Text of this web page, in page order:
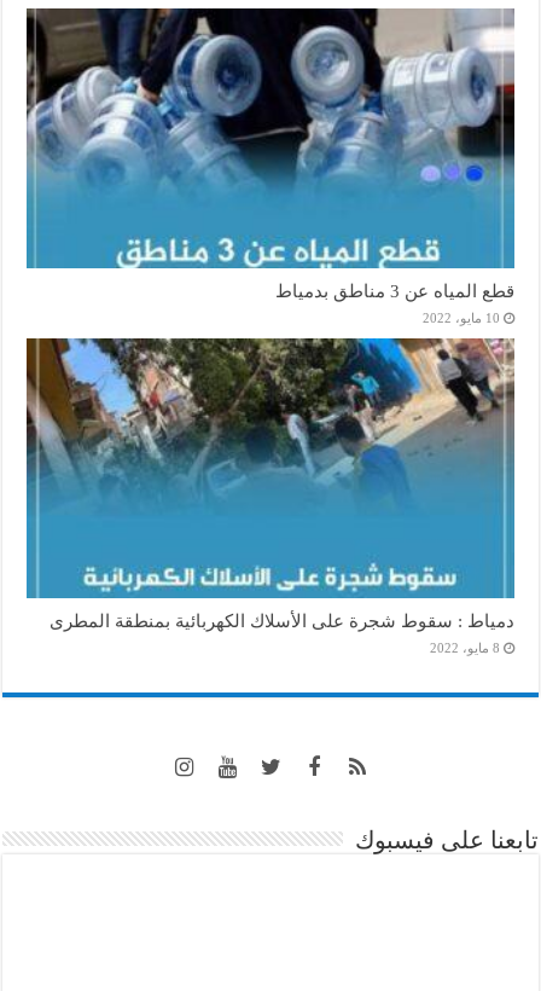
قطع المياه عن 3 مناطق بدمياط
10 مايو، 2022
دمياط : سقوط شجرة على الأسلاك الكهربائية بمنطقة المطرى
8 مايو، 2022
تابعنا على فيسبوك